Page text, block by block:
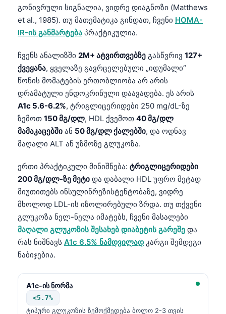
გონივრული სიგნალია, ვიდრე დიაგნოზი (Matthews
et al., 1985). თუ მათემატიკა გინდათ, ჩვენი HOMA-
IR-ის განმარტება პრაქტიკულია.
ჩვენს ანალიზში 2M+ ატვირთვებზე გასწვრივ 127+
ქვეყანა, ყველაზე გავრცელებული „იდუმალი“
წონის მომატების ერთობლიობა არ არის
დრამატული ენდოკრინული დაავადება. ეს არის
A1c 5.6-6.2%, ტრიგლიცერიდები 250 mg/dL-ზე
ზემოთ 150 მგ/დლ, HDL ქვემოთ 40 მგ/დლ
მამაკაცებში ან 50 მგ/დლ ქალებში, და ოდნავ
მაღალი ALT ან უზმოზე გლუკოზა.
ერთი პრაქტიკული მინიშნება: ტრიგლიცერიდები
200 მგ/დლ-ზე მეტი და დაბალი HDL უფრო მეტად
მიუთითებს ინსულინრეზისტენტობაზე, ვიდრე
მხოლოდ LDL-ის იზოლირებული ზრდა. თუ თქვენი
გლუკოზა ნელ-ნელა იმატებს, ჩვენი მასალები
მაღალი გლუკოზის შესახებ დიაბეტის გარეშე და
რას ნიშნავს A1c 6.5% ნამდვილად კარგი შემდეგი
ნაბიჯებია.
A1c-ის ნორმა
<5.7%
ტიპური გლუკოზის ზემოქმედება ბოლო 2-3 თვის